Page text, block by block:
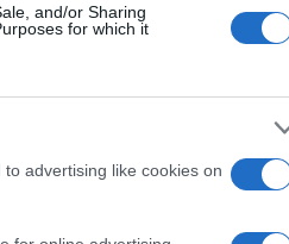
and/or Sharing
for which it
advertising like cookies on
infatti detto
Europa –
alla
di coach
lunga.